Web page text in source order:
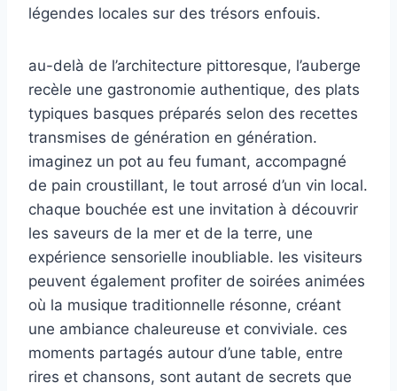
légendes locales sur des trésors enfouis.
au-delà de l’architecture pittoresque, l’auberge
recèle une gastronomie authentique, des plats
typiques basques préparés selon des recettes
transmises de génération en génération.
imaginez un pot au feu fumant, accompagné
de pain croustillant, le tout arrosé d’un vin local.
chaque bouchée est une invitation à découvrir
les saveurs de la mer et de la terre, une
expérience sensorielle inoubliable. les visiteurs
peuvent également profiter de soirées animées
où la musique traditionnelle résonne, créant
une ambiance chaleureuse et conviviale. ces
moments partagés autour d’une table, entre
rires et chansons, sont autant de secrets que